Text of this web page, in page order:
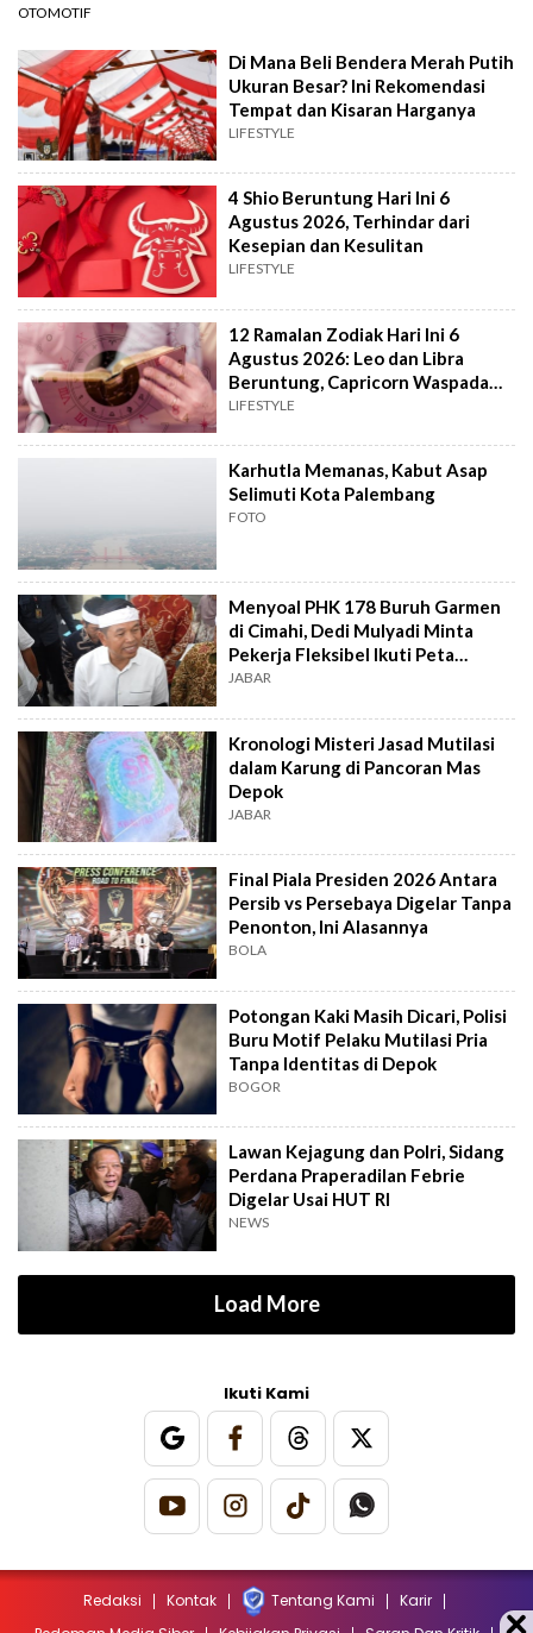
OTOMOTIF
Di Mana Beli Bendera Merah Putih
Ukuran Besar? Ini Rekomendasi
Tempat dan Kisaran Harganya
LIFESTYLE
4 Shio Beruntung Hari Ini 6
Agustus 2026, Terhindar dari
Kesepian dan Kesulitan
LIFESTYLE
12 Ramalan Zodiak Hari Ini 6
Agustus 2026: Leo dan Libra
Beruntung, Capricorn Waspada
Konflik
LIFESTYLE
Karhutla Memanas, Kabut Asap
Selimuti Kota Palembang
FOTO
Menyoal PHK 178 Buruh Garmen
di Cimahi, Dedi Mulyadi Minta
Pekerja Fleksibel Ikuti Peta
Industri
JABAR
Kronologi Misteri Jasad Mutilasi
dalam Karung di Pancoran Mas
Depok
JABAR
Final Piala Presiden 2026 Antara
Persib vs Persebaya Digelar Tanpa
Penonton, Ini Alasannya
BOLA
Potongan Kaki Masih Dicari, Polisi
Buru Motif Pelaku Mutilasi Pria
Tanpa Identitas di Depok
BOGOR
Lawan Kejagung dan Polri, Sidang
Perdana Praperadilan Febrie
Digelar Usai HUT RI
NEWS
Load More
Ikuti Kami
Redaksi Kontak Tentang Kami
Karir